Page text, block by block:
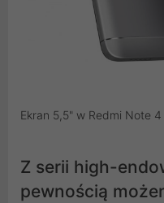
Ekran 5,5" w Redmi Note 4
Z serii high-
pewnością